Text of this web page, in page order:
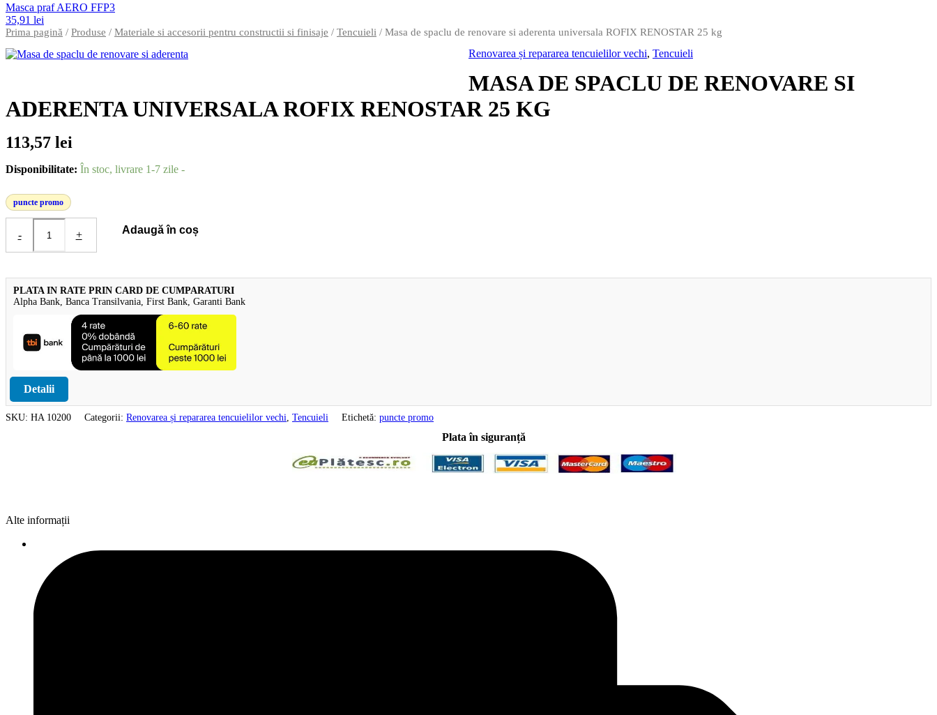
Masca praf AERO FFP3
35,91 lei
Prima pagină / Produse / Materiale si accesorii pentru constructii si finisaje / Tencuieli / Masa de spaclu de renovare si aderenta universala ROFIX RENOSTAR 25 kg
Renovarea și repararea tencuielilor vechi, Tencuieli
MASA DE SPACLU DE RENOVARE SI
ADERENTA UNIVERSALA ROFIX RENOSTAR 25 KG
113,57 lei
Disponibilitate: În stoc, livrare 1-7 zile -
puncte promo
-
Cantitate
Masa
renovare
ROFIX
RENOSTAR
kg
+ Adaugă în coș
PLATA IN RATE PRIN CARD DE CUMPARATURI
Alpha Bank, Banca Transilvania, First Bank, Garanti Bank
Detalii
SKU: HA 10200 Categorii: Renovarea și repararea tencuielilor vechi Tencuieli Etichetă: puncte promo
Plata în siguranță
Alte informații